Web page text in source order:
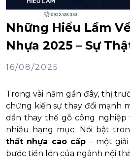
Những Hiểu Lầm
Nhựa 2025 – Sự
16/08/2025
Trong vài năm gần đây, thị
chứng kiến sự thay đổi mạnh
dần thay thế gỗ công
nhiều hạng mục. Nổi bật
thất nhựa cao cấp– một giải
bước tiến lớn của ngành nội